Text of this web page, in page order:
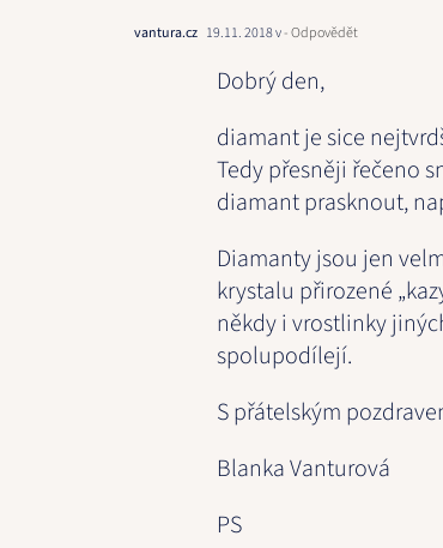
vantura.cz 19.11. 2018 v- Odpovědět
Dobrý den,
diamant je sice
Tedy přesněji řečeno
diamant prasknout,
Diamanty jsou jen
krystalu přirozené
někdy i vrostlinky
spolupodílejí.
S přátelským
Blanka Vanturová
PS